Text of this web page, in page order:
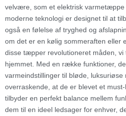
velvære, som et elektrisk varmetæppe
moderne teknologi er designet til at
også en følelse af tryghed og
om det er en kølig sommeraften eller
disse tæpper revolutioneret måden,
hjemmet. Med en række funktioner,
varmeindstillinger til bløde, luksuriøse
overraskende, at de er blevet et
tilbyder en perfekt balance mellem
dem til en ideel ledsager for enhver,